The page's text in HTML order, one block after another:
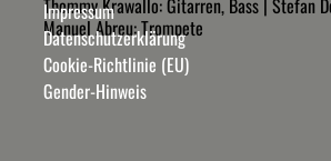
Thommy Krawallo: Gitarren, Bass | Stefan
Manuel Abreu: Trompete
Impressum
Datenschutzerklärung
Cookie-Richtlinie (EU)
Gender-Hinweis